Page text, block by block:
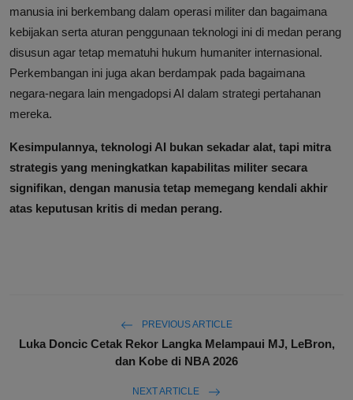
manusia ini berkembang dalam operasi militer dan bagaimana
kebijakan serta aturan penggunaan teknologi ini di medan perang
disusun agar tetap mematuhi hukum humaniter internasional.
Perkembangan ini juga akan berdampak pada bagaimana
negara-negara lain mengadopsi AI dalam strategi pertahanan
mereka.
Kesimpulannya, teknologi AI bukan sekadar alat, tapi mitra
strategis yang meningkatkan kapabilitas militer secara
signifikan, dengan manusia tetap memegang kendali akhir
atas keputusan kritis di medan perang.
PREVIOUS ARTICLE
Luka Doncic Cetak Rekor Langka Melampaui MJ, LeBron,
dan Kobe di NBA 2026
NEXT ARTICLE